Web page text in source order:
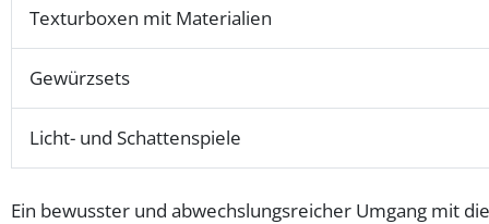
Texturboxen mit Materialien
Gewürzsets
Licht- und Schattenspiele
Ein bewusster und abwechslungsreicher Umgang mit